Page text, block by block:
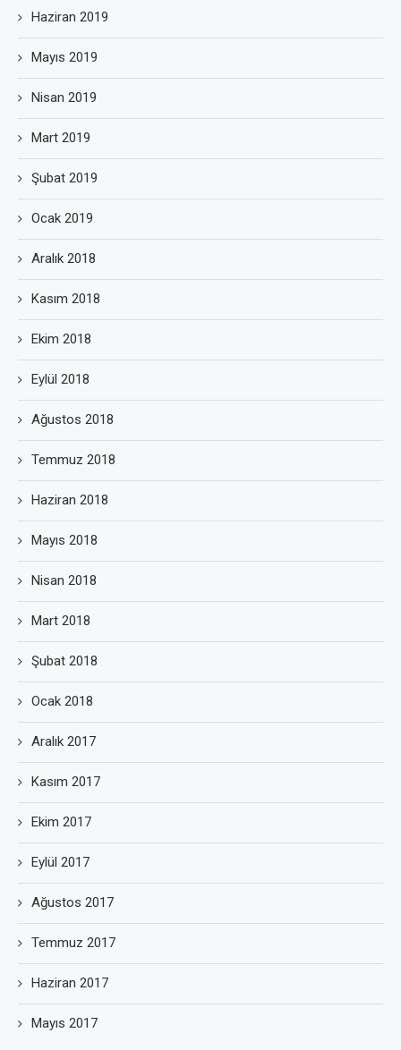
Haziran 2019
Mayıs 2019
Nisan 2019
Mart 2019
Şubat 2019
Ocak 2019
Aralık 2018
Kasım 2018
Ekim 2018
Eylül 2018
Ağustos 2018
Temmuz 2018
Haziran 2018
Mayıs 2018
Nisan 2018
Mart 2018
Şubat 2018
Ocak 2018
Aralık 2017
Kasım 2017
Ekim 2017
Eylül 2017
Ağustos 2017
Temmuz 2017
Haziran 2017
Mayıs 2017